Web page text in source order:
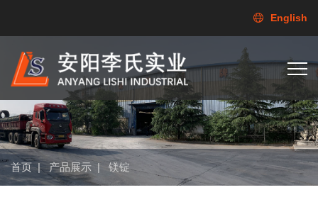
English
首页 | 产品展示 | 镁锭